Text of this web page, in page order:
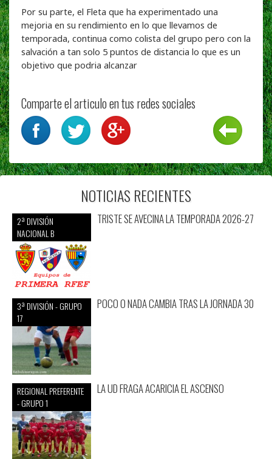
Por su parte, el Fleta que ha experimentado una
mejoria en su rendimiento en lo que llevamos de
temporada, continua como colista del grupo pero con la
salvación a tan solo 5 puntos de distancia lo que es un
objetivo que podria alcanzar
Comparte el articulo en tus redes sociales
NOTICIAS RECIENTES
2ª DIVISIÓN
NACIONAL B
TRISTE SE AVECINA LA TEMPORADA 2026-27
3ª DIVISIÓN - GRUPO
17
POCO O NADA CAMBIA TRAS LA JORNADA 30
REGIONAL PREFERENTE
- GRUPO 1
LA UD FRAGA ACARICIA EL ASCENSO